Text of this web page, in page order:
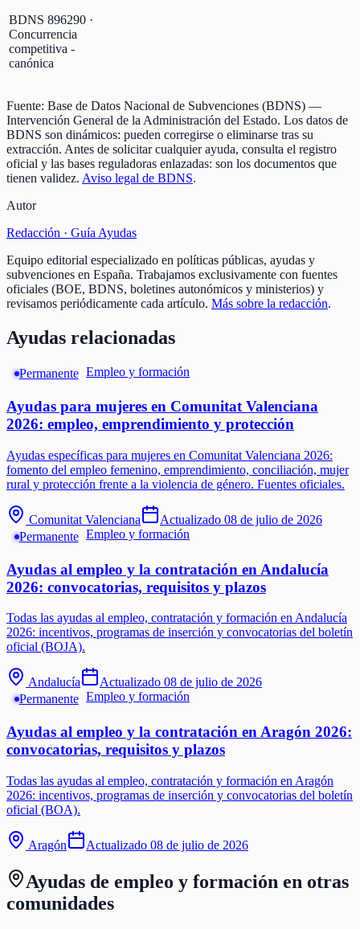
BDNS 896290 ·
Concurrencia
competitiva -
canónica
Fuente: Base de Datos Nacional de Subvenciones (BDNS) —
Intervención General de la Administración del Estado. Los datos de
BDNS son dinámicos: pueden corregirse o eliminarse tras su
extracción. Antes de solicitar cualquier ayuda, consulta el registro
oficial y las bases reguladoras enlazadas: son los documentos que
tienen validez. Aviso legal de BDNS.
Autor
Redacción · Guía Ayudas
Equipo editorial especializado en políticas públicas, ayudas y
subvenciones en España. Trabajamos exclusivamente con fuentes
oficiales (BOE, BDNS, boletines autonómicos y ministerios) y
revisamos periódicamente cada artículo. Más sobre la redacción.
Ayudas relacionadas
Permanente Empleo y formación
Ayudas para mujeres en Comunitat Valenciana
2026: empleo, emprendimiento y protección
Ayudas específicas para mujeres en Comunitat Valenciana 2026:
fomento del empleo femenino, emprendimiento, conciliación, mujer
rural y protección frente a la violencia de género. Fuentes oficiales.
Comunitat Valenciana Actualizado 08 de julio de 2026
Permanente Empleo y formación
Ayudas al empleo y la contratación en Andalucía
2026: convocatorias, requisitos y plazos
Todas las ayudas al empleo, contratación y formación en Andalucía
2026: incentivos, programas de inserción y convocatorias del boletín
oficial (BOJA).
Andalucía Actualizado 08 de julio de 2026
Permanente Empleo y formación
Ayudas al empleo y la contratación en Aragón 2026:
convocatorias, requisitos y plazos
Todas las ayudas al empleo, contratación y formación en Aragón
2026: incentivos, programas de inserción y convocatorias del boletín
oficial (BOA).
Aragón Actualizado 08 de julio de 2026
Ayudas de empleo y formación en otras
comunidades